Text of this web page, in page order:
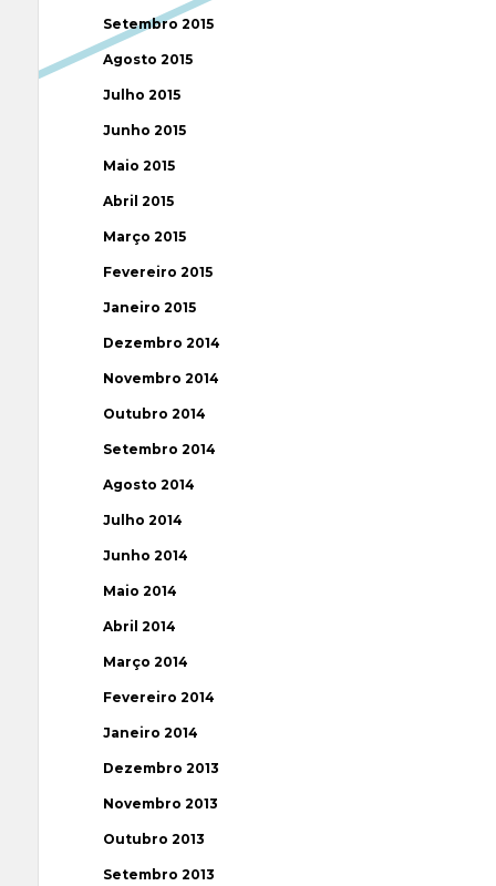
Setembro 2015
Agosto 2015
Julho 2015
Junho 2015
Maio 2015
Abril 2015
Março 2015
Fevereiro 2015
Janeiro 2015
Dezembro 2014
Novembro 2014
Outubro 2014
Setembro 2014
Agosto 2014
Julho 2014
Junho 2014
Maio 2014
Abril 2014
Março 2014
Fevereiro 2014
Janeiro 2014
Dezembro 2013
Novembro 2013
Outubro 2013
Setembro 2013